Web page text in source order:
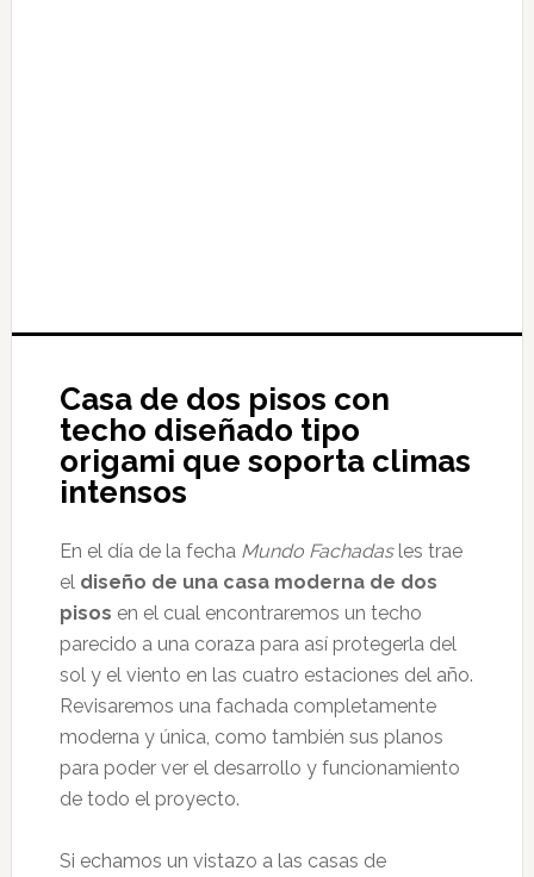
Casa de dos pisos con
techo diseñado tipo
origami que soporta climas
intensos
En el día de la fecha Mundo Fachadasles trae
el diseño de una casa moderna de dos
pisos en el cual encontraremos un techo
parecido a una coraza para así protegerla del
sol y el viento en las cuatro estaciones del año.
Revisaremos una fachada completamente
moderna y única, como también sus planos
para poder ver el desarrollo y funcionamiento
de todo el proyecto.
Si echamos un vistazo a las casas de